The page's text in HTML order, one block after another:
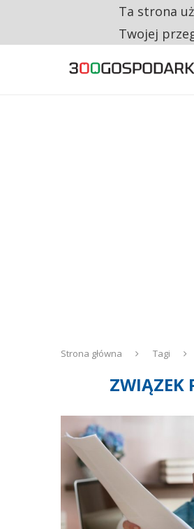
RESTRYKCJE
CO TRZECIĄ
Strona główna Tagi
ZWIĄZEK
Ta strona
Twojej